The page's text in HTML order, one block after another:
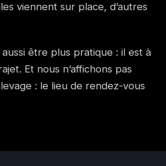
viennent sur place, d’autres
être plus pratique : il est à
Et nous n’affichons pas
: le lieu de rendez-vous